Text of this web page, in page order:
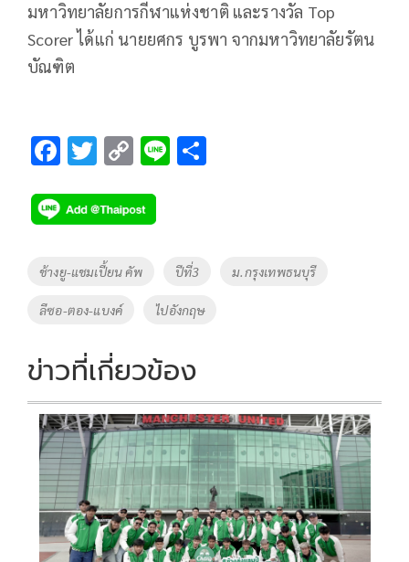
มหาวิทยาลัยการกีฬาแห่งชาติ และรางวัล Top
Scorerได้แก่ นายยศกร บูรพา จากมหาวิทยาลัยรัตน
บัณฑิต
F
e
b
o
k
T
tt
er
C
p
y
Li
Li
Tags
ช้างยู-แชมเปี้ยน คัพ ปีที่3 ม.กรุงเทพธนบุรี
ลีซอ-ตอง-แบงค์ ไปอังกฤษ
ข่าวที่เกี่ยวข้อง